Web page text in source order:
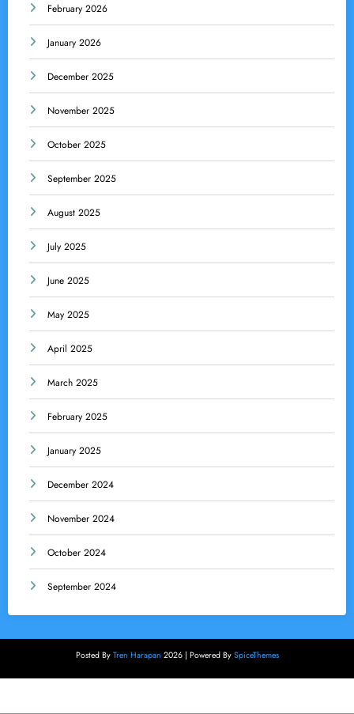
February 2026
January 2026
December 2025
November 2025
October 2025
September 2025
August 2025
July 2025
June 2025
May 2025
April 2025
March 2025
February 2025
January 2025
December 2024
November 2024
October 2024
September 2024
Posted By Tren Harapan 2026 | Powered By SpiceThemes